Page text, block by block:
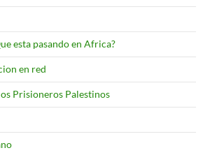
esta pasando en Africa?
en red
Prisioneros Palestinos